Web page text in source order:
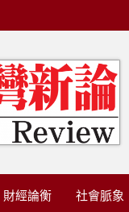
際策
財經論衡 社會脈象